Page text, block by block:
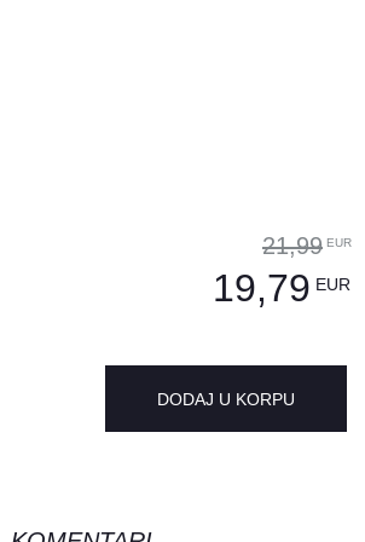
21,99 EUR
19,79 EUR
DODAJ U KORPU